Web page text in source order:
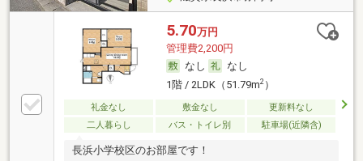
5.70万円
管理費2,200円
なし
なし
1階 / 2LDK（51.79m2）
礼金なし 敷金なし
更新料なし
二人暮らし
バス・トイレ別 駐車場(近隣含)
長浜小学校区のお部屋です！